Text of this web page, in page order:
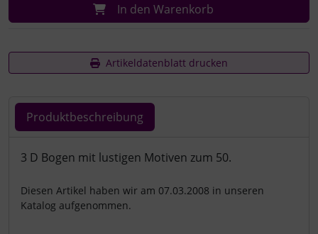
In den Warenkorb
Artikeldatenblatt drucken
Produktbeschreibung
Produktbeschreibung
3 D Bogen mit lustigen Motiven zum 50.
Diesen Artikel haben wir am 07.03.2008 in unseren
Katalog aufgenommen.